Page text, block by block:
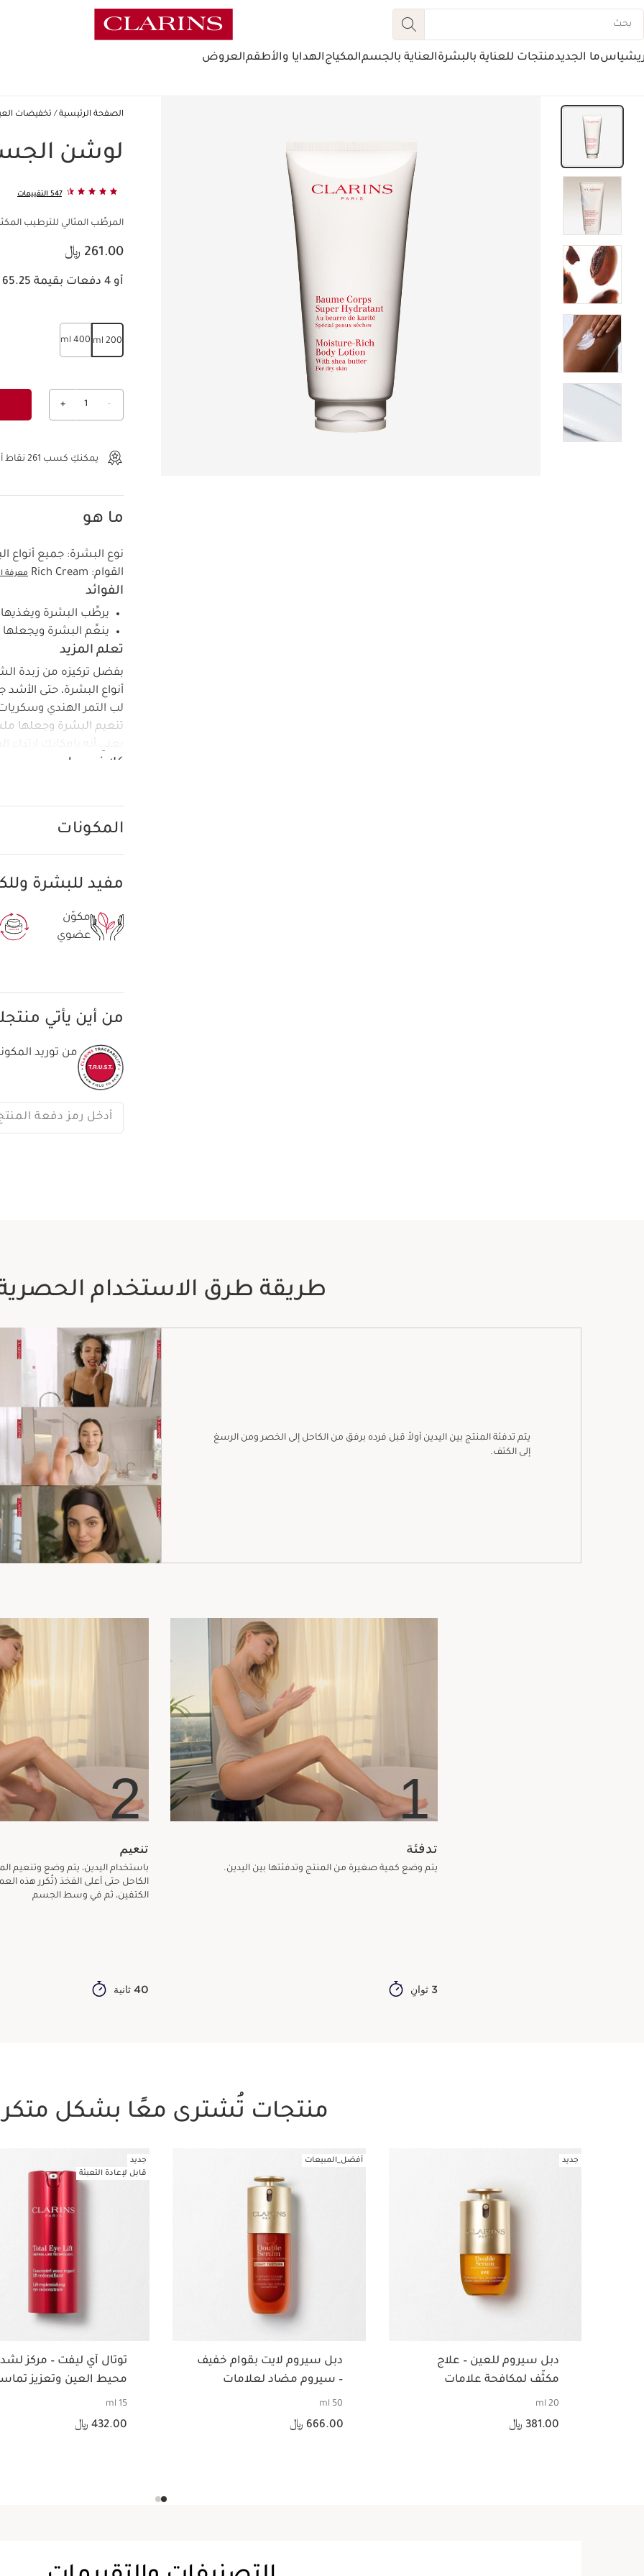
ما الجديدمنتجات للعناية بالبشرةالعناية بالجسمالمكياجالهدايا والأطقمالعروض
الصفحة الرئيسية تخفيضات
لوشن
547 التقييمات
المرطِّب المثالي للترطيب
السعر الحالي هو 261.00 ﷼
261.00 ﷼
أو 4 دفعات بقيمة 65.25 ﷼ مع
200 ml
400 ml
-
1
+
يمكنكِ كسب 261 نقاط
ما هو
نوع البشرة: جميع أنواع
القوام: Rich Cream معرفة
الفوائد
يرطِّب البشرة ويغذيها
ينعِّم البشرة ويجعلها
تعلم المزيد
بفضل تركيزه من زبدة
أنواع البشرة، حتى
لب التمر الهندي
تنعيم البشرة وجعلها
كلارنس بلس
المكونات
مفيد للبشرة
مكوّن
عضوي
من أين يأتي
من توريد
أدخل رمز دفعة
طريقة طرق الاستخدام
يتم تدفئة المنتج بين اليدين أولاً قبل فرده برفق من الكاحل إلى الخصر ومن الرسغ
إلى الكتف.
1
تدفئة
يتم وضع كمية صغيرة من المنتج وتدفئتها بين اليدين.
3 ثوانٍ
2
تنعيم
باستخدام اليدين، يتم وضع وتنعيم
الكاحل حتى أعلى الفخذ (تُكرر هذه
الكتفين، ثم في وسط الجسم
40 ثانية
منتجات تُشترى معًا بشكل
جديد
دبل سيروم للعين – علاج
مكثّف لمكافحة علامات
التقدّم في السن لمنطقة
العين
20 ml
السعر الحالي هو 381.00 ﷼
381.00 ﷼
أفضل_المبيعات
دبل سيروم لايت بقوام خفيف
– سيروم مضاد لعلامات
التقدم في السن
50 ml
السعر الحالي هو 666.00 ﷼
666.00 ﷼
جديد
قابل لإعادة التعبئة
توتال آي ليفت – مركز لشد
محيط العين وتعزيز
15 ml
السعر الحالي هو 432.00 ﷼
432.00 ﷼